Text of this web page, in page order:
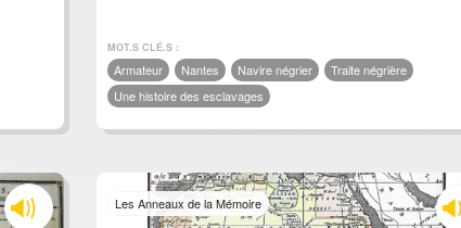
MOT.S CLÉ.S :
Armateur Nantes Navire négrier
Traite négrière
Une histoire des esclavages
Les Anneaux de la Mémoire